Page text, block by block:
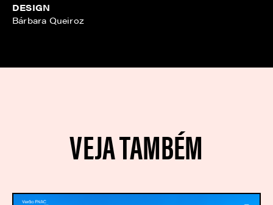
DESIGN
Bárbara Queiroz
VEJA TAMBÉM